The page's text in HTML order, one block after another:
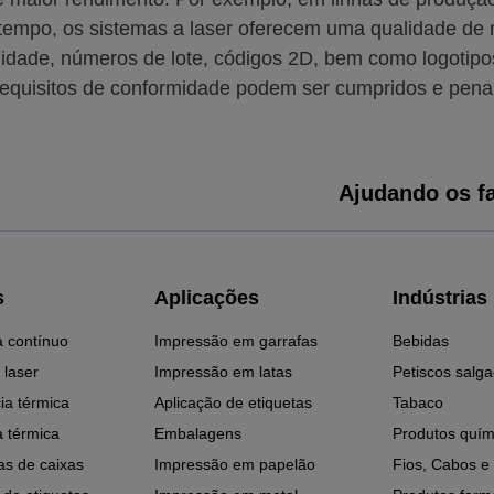
os sistemas a laser oferecem uma qualidade
números de lote, códigos 2D, bem como
de conformidade podem ser cumpridos e
Ajudando os
contínuo
laser
térmica
térmica
de caixas
Aplicações
Impressão em garrafas
Impressão em latas
Aplicação de etiquetas
Embalagens
Impressão em papelão
Indústrias
Bebidas
Petiscos
Tabaco
Produtos
Fios, Cabos e